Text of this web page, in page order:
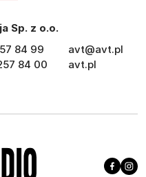
Sp. z o.o.
84 99
84 00
avt@avt.pl
avt.pl